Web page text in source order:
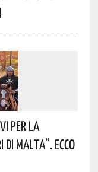
Per La
MALTA”. Ecco